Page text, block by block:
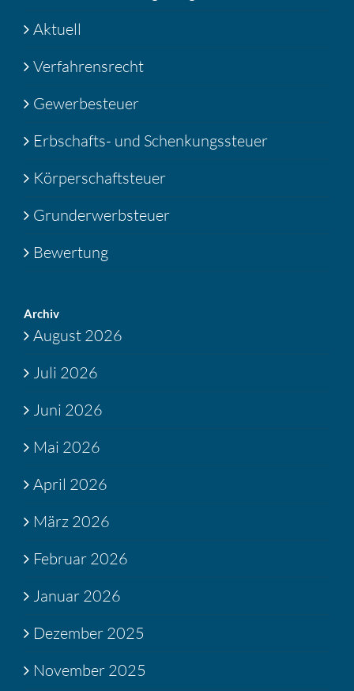
Aktuell
Verfahrensrecht
Gewerbesteuer
Erbschafts- und Schenkungssteuer
Körperschaftsteuer
Grunderwerbsteuer
Bewertung
Archiv
August 2026
Juli 2026
Juni 2026
Mai 2026
April 2026
März 2026
Februar 2026
Januar 2026
Dezember 2025
November 2025